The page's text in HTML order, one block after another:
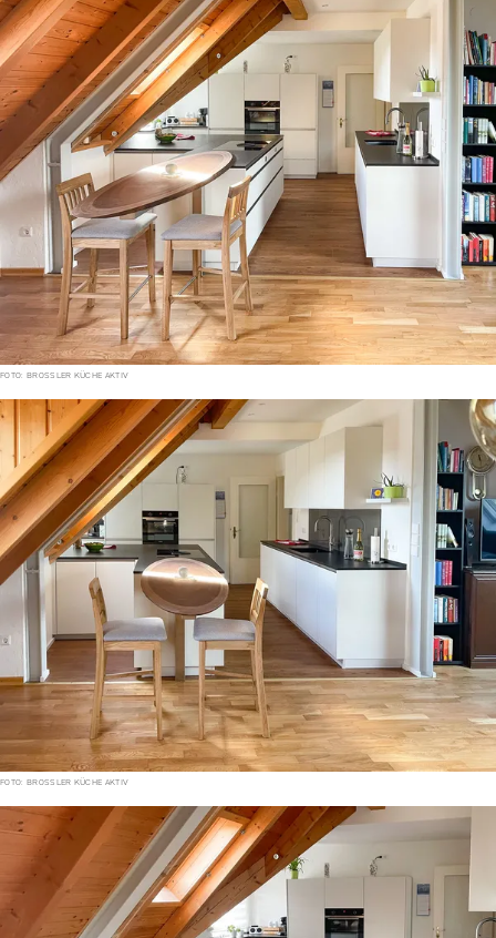
FOTO: BROSSLER KÜCHE AKTIV
FOTO: BROSSLER KÜCHE AKTIV